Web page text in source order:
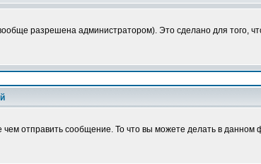
разрешена администратором). Это сделано для того,
отправить сообщение. То что вы можете делать в